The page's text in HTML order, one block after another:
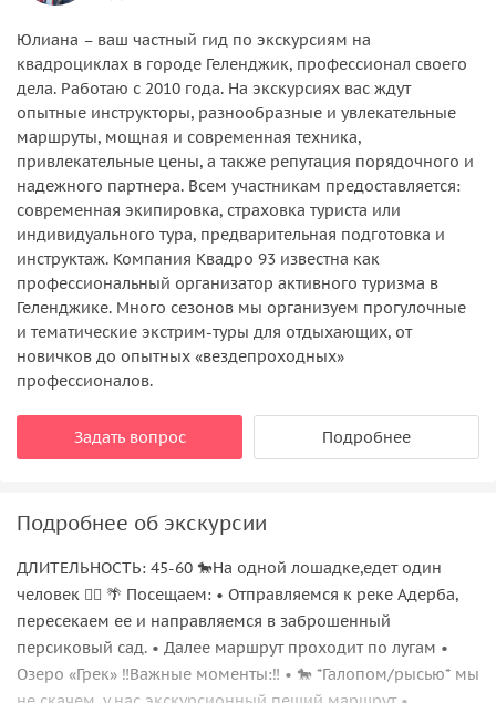
Юлиана – ваш частный гид по экскурсиям на
квадроциклах в городе Геленджик, профессионал своего
дела. Работаю с 2010 года. На экскурсиях вас ждут
опытные инструкторы, разнообразные и увлекательные
маршруты, мощная и современная техника,
привлекательные цены, а также репутация порядочного и
надежного партнера. Всем участникам предоставляется:
современная экипировка, страховка туриста или
индивидуального тура, предварительная подготовка и
инструктаж. Компания Квадро 93 известна как
профессиональный организатор активного туризма в
Геленджике. Много сезонов мы организуем прогулочные
и тематические экстрим-туры для отдыхающих, от
новичков до опытных «вездепроходных»
профессионалов.
Задать вопрос Подробнее
Подробнее об экскурсии
ДЛИТЕЛЬНОСТЬ: 45-60 🐎На одной лошадке,едет один
человек ☝🏼 🌴 Посещаем: • Отправляемся к реке Адерба,
пересекаем ее и направляемся в заброшенный
персиковый сад. • ⁠Далее маршрут проходит по лугам •
⁠Озеро «Грек» ‼️Важные моменты:‼️ • 🐎 *Галопом/рысью* мы